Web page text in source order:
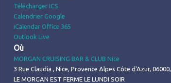
Télécharger ICS
Calendrier Google
iCalendar Office 365
Outlook Live
Où
MORGAN CRUISING BAR & CLUB Nice
3 Rue Claudia , Nice, Provence Alpes Côte d'Azur,
LE MORGAN EST FERME LE LUNDI SOIR